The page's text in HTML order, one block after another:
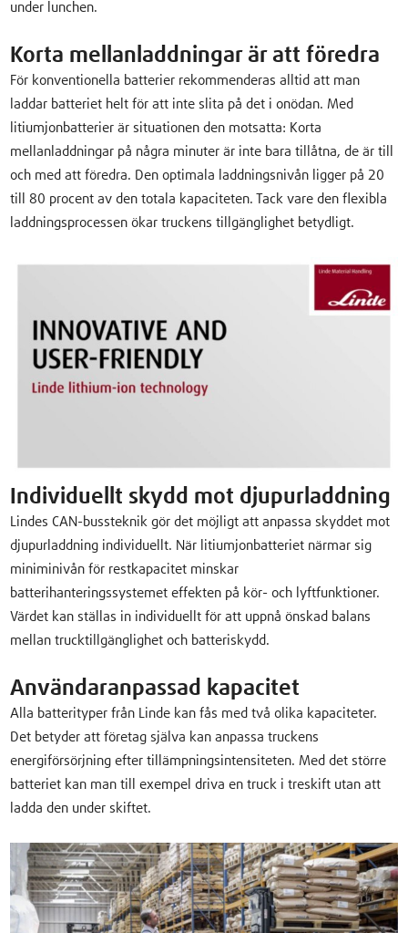
under lunchen.
Korta mellanladdningar är att föredra
För konventionella batterier rekommenderas alltid att man
laddar batteriet helt för att inte slita på det i onödan. Med
litiumjonbatterier är situationen den motsatta: Korta
mellanladdningar på några minuter är inte bara tillåtna, de är till
och med att föredra. Den optimala laddningsnivån ligger på 20
till 80 procent av den totala kapaciteten. Tack vare den flexibla
laddningsprocessen ökar truckens tillgänglighet betydligt.
Individuellt skydd mot djupurladdning
Lindes CAN-bussteknik gör det möjligt att anpassa skyddet mot
djupurladdning individuellt. När litiumjonbatteriet närmar sig
miniminivån för restkapacitet minskar
batterihanteringssystemet effekten på kör- och lyftfunktioner.
Värdet kan ställas in individuellt för att uppnå önskad balans
mellan trucktillgänglighet och batteriskydd.
Användaranpassad kapacitet
Alla batterityper från Linde kan fås med två olika kapaciteter.
Det betyder att företag själva kan anpassa truckens
energiförsörjning efter tillämpningsintensiteten. Med det större
batteriet kan man till exempel driva en truck i treskift utan att
ladda den under skiftet.